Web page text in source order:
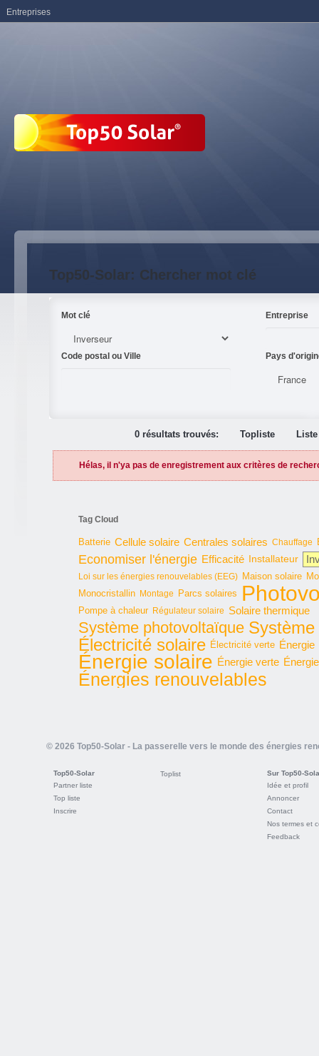
Top50-Solar: Chercher mot clé
Mot clé Entreprise
Code postal ou Ville Pays
0 résultats trouvés: Topliste
Hélas, il n'ya pas de enregistrement aux critères de
Tag Cloud
Batterie Cellule solaire Centrales solaires Chauffage
Economiser l'énergie Efficacité Installateur
Loi sur les énergies renouvelables (EEG) Maison solaire
Monocristallin Montage Parcs solaires
Pompe à chaleur Régulateur solaire Solaire thermique
Système photovoltaïque
Électricité solaire Électricité verte Énergie
Énergie solaire Énergie verte
Énergies renouvelables
© 2026 Top50-Solar - La passerelle vers le monde des énergies
Top50-Solar
Partner liste
Top liste
Inscrire
Toplist
Sur Top50-
Idée et profil
Annoncer
Contact
Nos termes et
Feedback
Entreprises